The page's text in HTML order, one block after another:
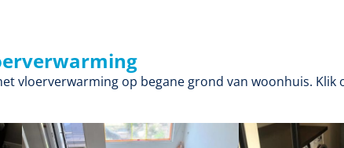
vloerverwarming op begane grond van woonhuis. Klik